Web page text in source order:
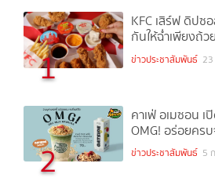
1
KFC เสิร์ฟ ดิปซ
กันให้ฉ่ำเพียงถ้ว
ข่าวประชาสัมพันธ์
2
คาเฟ่ อเมซอน เ
OMG! อร่อยคร
ข่าวประชาสัมพันธ์ 5